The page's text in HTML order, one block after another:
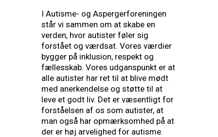
I Autisme- og Aspergerforeningen
står vi sammen om at skabe en
verden, hvor autister føler sig
forstået og værdsat. Vores værdier
bygger på inklusion, respekt og
fællesskab. Vores udganspunkt er at
alle autister har ret til at blive mødt
med anerkendelse og støtte til at
leve et godt liv. Det er væsentligt for
forståelsen af os som autister, at
man også har opmærksomhed på at
der er høj arvelighed for autisme.